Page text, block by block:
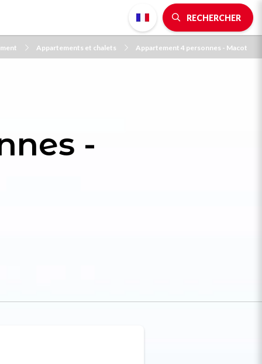
RECHERCHER
Appartements et chalets Appartement 4 personnes - Macot
-